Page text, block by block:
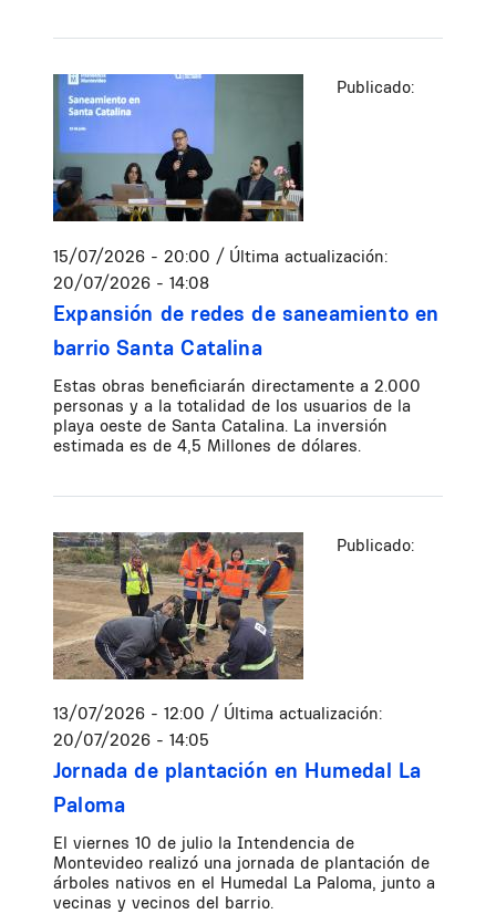
Publicado:
15/07/2026 - 20:00 / Última actualización:
20/07/2026 - 14:08
Expansión de redes de saneamiento en
barrio Santa Catalina
Estas obras beneficiarán directamente a 2.000
personas y a la totalidad de los usuarios de la
playa oeste de Santa Catalina. La inversión
estimada es de 4,5 Millones de dólares.
Publicado:
13/07/2026 - 12:00 / Última actualización:
20/07/2026 - 14:05
Jornada de plantación en Humedal La
Paloma
El viernes 10 de julio la Intendencia de
Montevideo realizó una jornada de plantación de
árboles nativos en el Humedal La Paloma, junto a
vecinas y vecinos del barrio.